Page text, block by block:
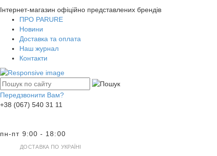
Інтернет-магазин офіційно представлених брендів
ПРО PARURE
Новини
Доставка та оплата
Наш журнал
Контакти
Передзвонити Вам?
+38 (067) 540 31 11
пн-пт 9:00 - 18:00
ДОСТАВКА ПО УКРАЇНІ